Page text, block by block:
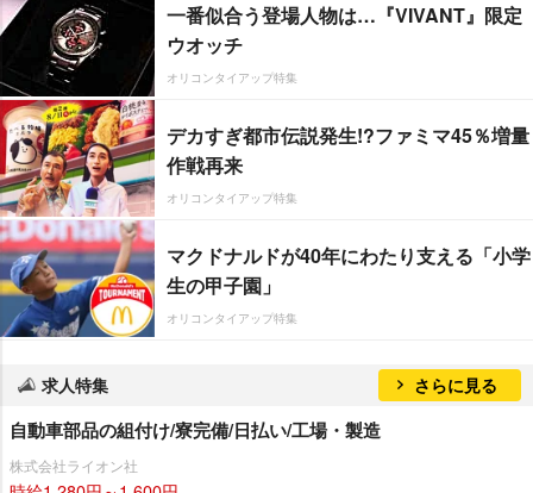
一番似合う登場人物は…『VIVANT』限定
ウオッチ
オリコンタイアップ特集
デカすぎ都市伝説発生!?ファミマ45％増量
作戦再来
オリコンタイアップ特集
マクドナルドが40年にわたり支える「小学
生の甲子園」
オリコンタイアップ特集
求人特集 さらに見る
自動車部品の組付け/寮完備/日払い/工場・製造
株式会社ライオン社